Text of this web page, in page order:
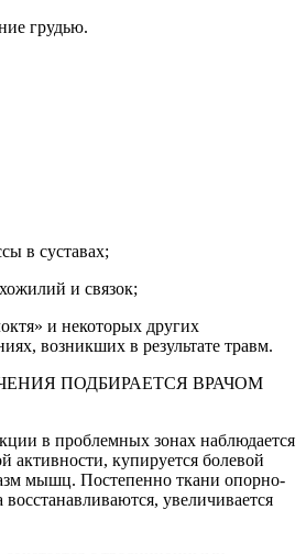
грудью.
в суставах;
и связок;
и некоторых других
возникших в результате травм.
ПОДБИРАЕТСЯ ВРАЧОМ
в проблемных зонах наблюдается
активности, купируется болевой
мышц. Постепенно ткани опорно-
восстанавливаются, увеличивается